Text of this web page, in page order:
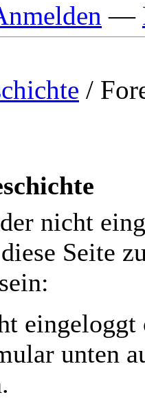
—
/
nicht
Seite
unten